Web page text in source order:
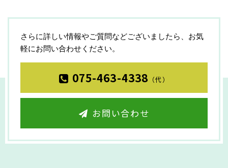
さらに詳しい情報やご質問などございましたら、お気
軽にお問い合わせください。
075-463-4338（代）
お問い合わせ